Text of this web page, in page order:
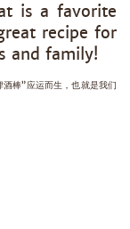
is a favorite
recipe for
and family!
棒”应运而生，也就是我们